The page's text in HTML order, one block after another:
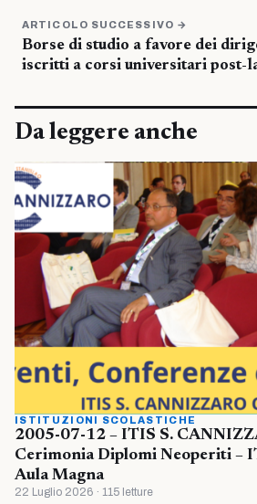
ARTICOLO SUCCESSIVO →
Borse di studio a favore dei
iscritti a corsi universitari post-
Da leggere anche
ISTITUZIONI SCOLASTICHE
2005-07-12 – ITIS S.
Cerimonia Diplomi Neoperiti –
Aula Magna
22 Luglio 2026 · 115 letture